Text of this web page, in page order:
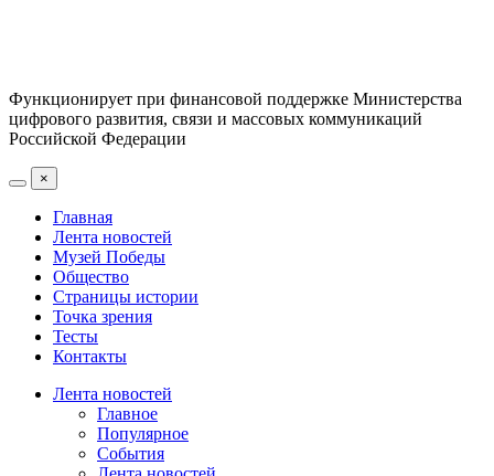
Функционирует при финансовой поддержке Министерства
цифрового развития, связи и массовых коммуникаций
Российской Федерации
×
Главная
Лента новостей
Музей Победы
Общество
Страницы истории
Точка зрения
Тесты
Контакты
Лента новостей
Главное
Популярное
События